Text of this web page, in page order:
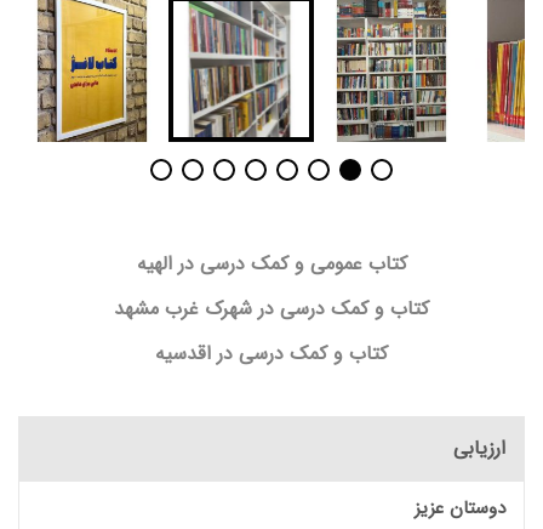
کتاب عمومی و کمک درسی در الهیه
کتاب و کمک درسی در شهرک غرب مشهد
کتاب و کمک درسی در اقدسیه
ارزیابی
دوستان عزیز